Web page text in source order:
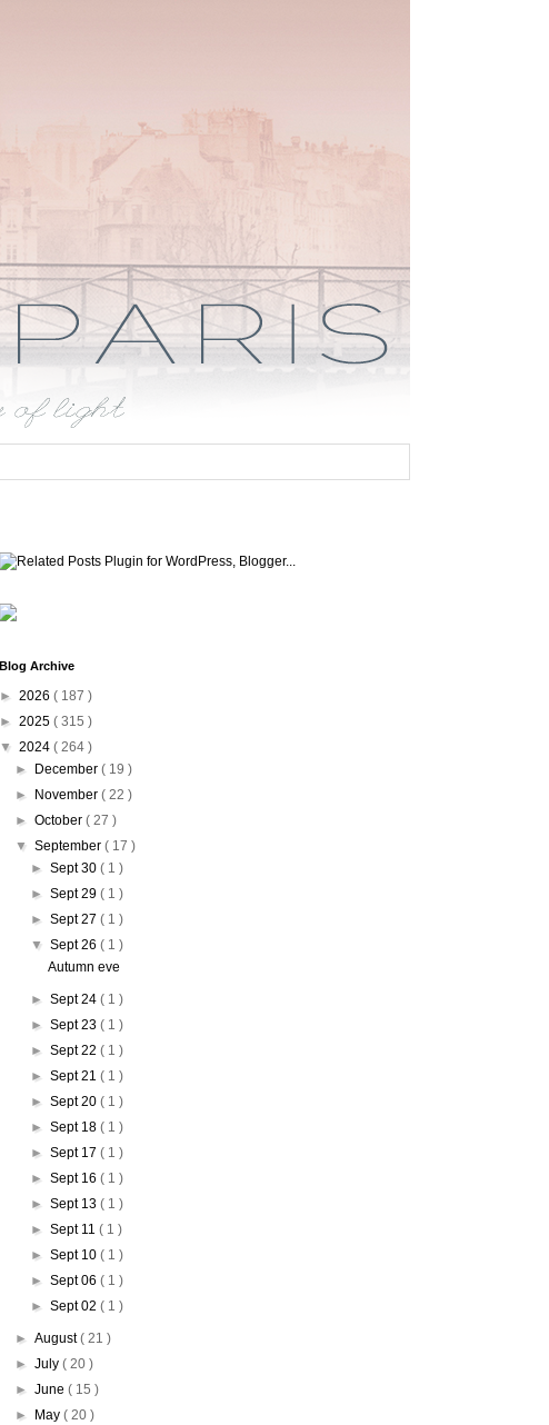
Blog Archive
► 2026 ( 187 )
► 2025 ( 315 )
▼ 2024 ( 264 )
►
December ( 19 )
►
November ( 22 )
► October ( 27 )
▼ September ( 17 )
►Sept 30( 1 )
►Sept 29( 1 )
►Sept 27( 1 )
▼Sept 26( 1 )
Autumn eve
►Sept 24( 1 )
►Sept 23( 1 )
►Sept 22( 1 )
►Sept 21( 1 )
►Sept 20( 1 )
►Sept 18( 1 )
►Sept 17( 1 )
►Sept 16( 1 )
►Sept 13( 1 )
►Sept 11( 1 )
►Sept 10( 1 )
►Sept 06( 1 )
►Sept 02( 1 )
► August( 21 )
► July ( 20 )
► June ( 15 )
►
May ( 20 )